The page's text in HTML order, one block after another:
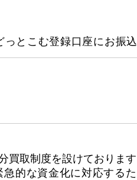
とこむ登録口座にお振込
取制度を設けております
的な資金化に対応する